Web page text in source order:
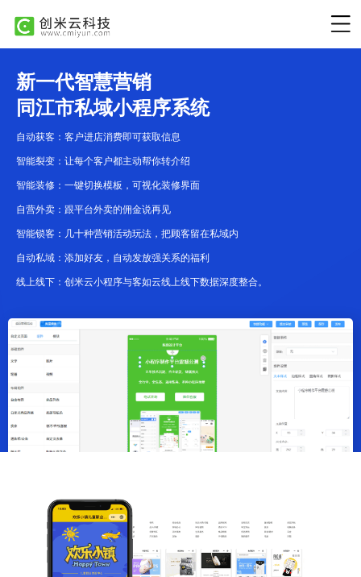
新一代智慧营销
同江市私域小程序系统
自动获客：客户进店消费即可获取信息
智能裂变：让每个客户都主动帮你转介绍
智能装修：一键切换模板，可视化装修界面
自营外卖：跟平台外卖的佣金说再见
智能锁客：几十种营销活动玩法，把顾客留在私域内
自动私域：添加好友，自动发放强关系的福利
线上线下：创米云小程序与客如云线上线下数据深度整合。